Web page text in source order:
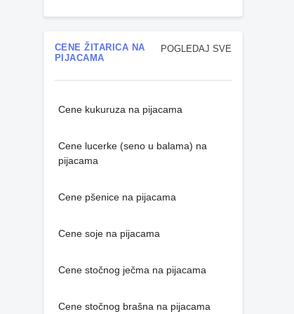
POGLEDAJ SVE
CENE ŽITARICA NA
PIJACAMA
Cene kukuruza na pijacama
Cene lucerke (seno u balama) na
pijacama
Cene pšenice na pijacama
Cene soje na pijacama
Cene stočnog ječma na pijacama
Cene stočnog brašna na pijacama